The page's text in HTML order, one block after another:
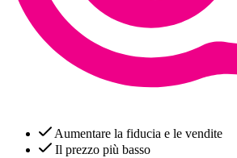
Aumentare la fiducia e le vendite
Il prezzo più basso